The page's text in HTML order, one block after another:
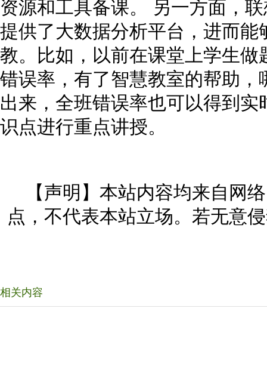
资源和工具备课。 另一方面，
提供了大数据分析平台，进而
教。比如，以前在课堂上学生
错误率，有了智慧教室的帮助
出来，全班错误率也可以得到
识点进行重点讲授。
【声明】本站内容均来自网
点，不代表本站立场。若无意
相关内容